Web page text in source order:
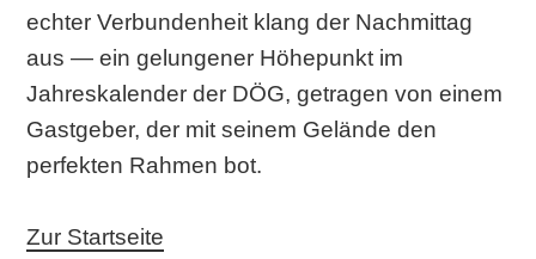
echter Verbundenheit klang der Nachmittag
aus — ein gelungener Höhepunkt im
Jahreskalender der DÖG, getragen von einem
Gastgeber, der mit seinem Gelände den
perfekten Rahmen bot.
Zur Startseite